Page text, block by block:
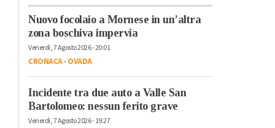
Nuovo focolaio a Mornese in un’altra
zona boschiva impervia
Venerdì, 7 Agosto 2026 - 20:01
CRONACA-OVADA
Incidente tra due auto a Valle San
Bartolomeo: nessun ferito grave
Venerdì, 7 Agosto 2026 - 19:27